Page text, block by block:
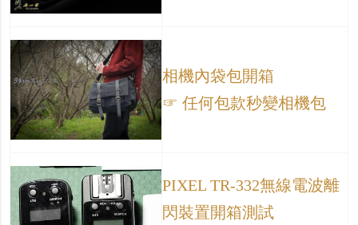
相機內袋包開箱
☞ 任何包款秒變相機包
PIXEL TR-332無線電波離
閃裝置開箱測試